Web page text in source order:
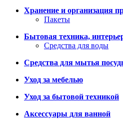
Хранение и организация
Пакеты
Бытовая техника,
Средства для воды
Средства для мытья
Уход за мебелью
Уход за бытовой техникой
Аксессуары для ванной